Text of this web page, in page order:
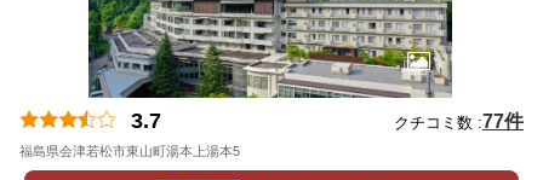
3.7 クチコミ数 :77件
福島県会津若松市東山町湯本上湯本5